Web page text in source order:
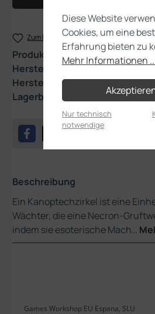
Zum Merkzettel hinzufügen
Produktnummer:103-94
Hersteller:
Games Workshop
Herstellernummer:
Lagerbestand:
Beschreibung
Ein Kanoptechzirkel ist eine
Wächter, die eine Necron-
indem sie esoterische Mach…
Games Workshop EU Espana, SLU
Diese Website
Cookies, um eine
Erfahrung bieten zu
Mehr Informationen
Nur technisch
notwendige